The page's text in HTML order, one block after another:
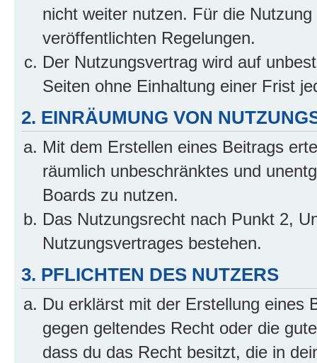
nicht weiter nutzen. Für die
veröffentlichten Regelungen.
Der Nutzungsvertrag wird auf
Seiten ohne Einhaltung einer Frist
2. EINRÄUMUNG VON
Mit dem Erstellen eines Beitrags
räumlich unbeschränktes und
Boards zu nutzen.
Das Nutzungsrecht nach Punkt 2,
Nutzungsvertrages bestehen.
3. PFLICHTEN DES NUTZERS
Du erklärst mit der Erstellung eines
gegen geltendes Recht oder die
dass du das Recht besitzt, die in